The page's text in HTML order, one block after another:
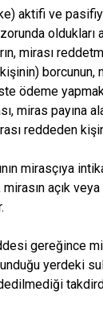
aktifi ve
oldukları
mirası
borcunun,
ödeme
miras payına
reddeden
mirasçıya
açık
gereğince
yerdeki